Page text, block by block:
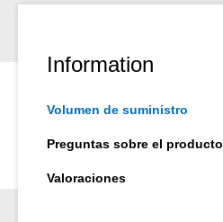
Information
Volumen de suministro
Preguntas sobre el producto
Valoraciones